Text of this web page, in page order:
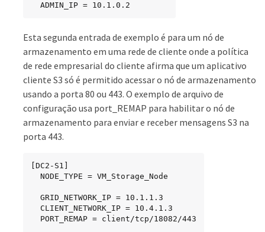
  ADMIN_IP = 10.1.0.2
Esta segunda entrada de exemplo é para um nó de
armazenamento em uma rede de cliente onde a política
de rede empresarial do cliente afirma que um aplicativo
cliente S3 só é permitido acessar o nó de armazenamento
usando a porta 80 ou 443. O exemplo de arquivo de
configuração usa port_REMAP para habilitar o nó de
armazenamento para enviar e receber mensagens S3 na
porta 443.
[DC2-S1]